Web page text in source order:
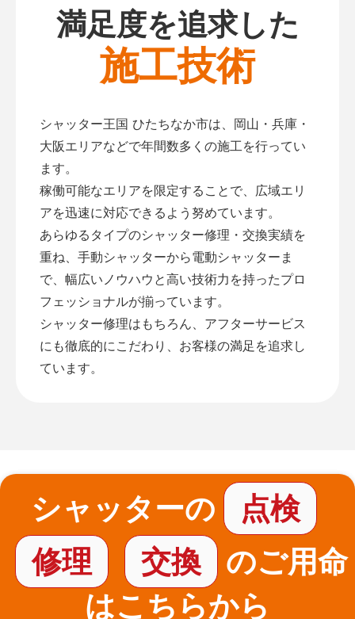
満足度を追求した
施工技術
シャッター王国 ひたちなか市は、岡山・兵庫・
大阪エリアなどで年間数多くの施工を行ってい
ます。
稼働可能なエリアを限定することで、広域エリ
アを迅速に対応できるよう努めています。
あらゆるタイプのシャッター修理・交換実績を
重ね、手動シャッターから電動シャッターま
で、幅広いノウハウと高い技術力を持ったプロ
フェッショナルが揃っています。
シャッター修理はもちろん、アフターサービス
にも徹底的にこだわり、お客様の満足を追求し
ています。
シャッターの
点検
修理
交換
のご用命
はこちらから